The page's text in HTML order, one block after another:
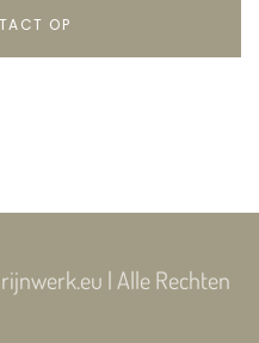
OP
| Alle Rechten